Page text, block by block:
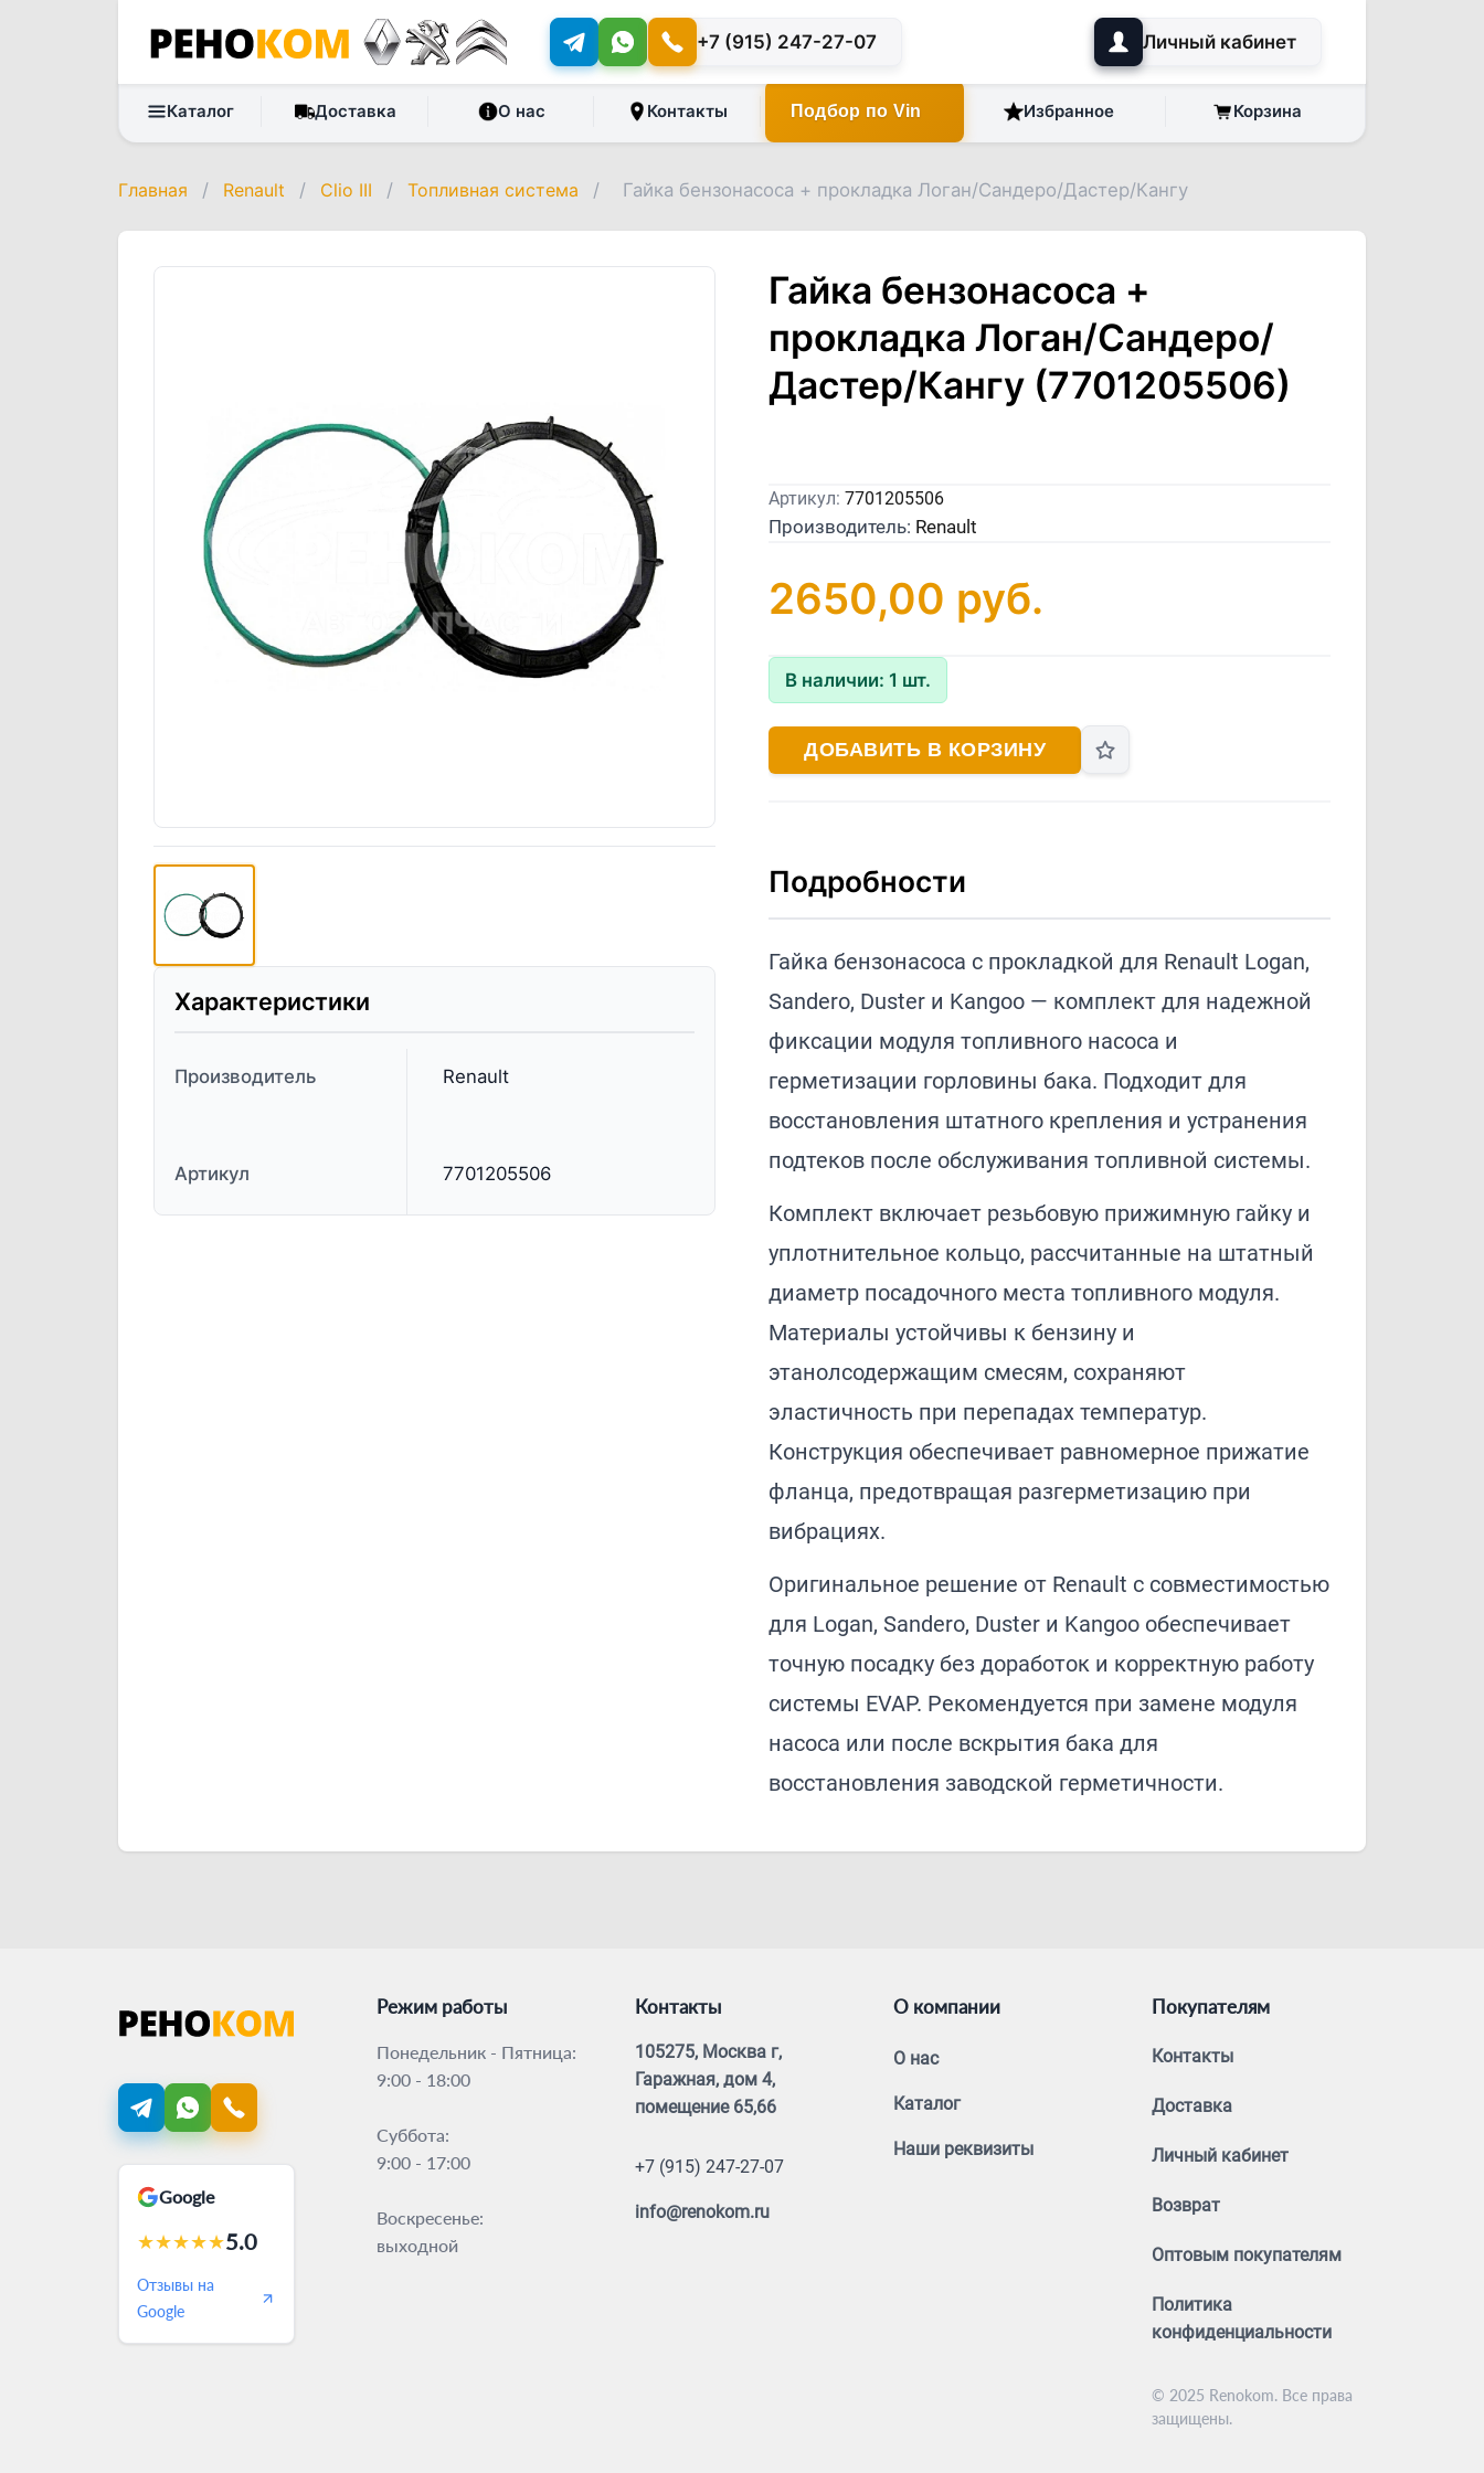
+7 (915) 247-27-07 Личный кабинет
Каталог Доставка О нас Контакты Подбор по Vin Избранное Корзина
Главная / Renault / Clio III / Топливная система / Гайка бензонасоса + прокладка Логан/Сандеро/Дастер/Кангу
Характеристики
Производитель Renault
Артикул 7701205506
Гайка бензонасоса +
прокладка Логан/Сандеро/
Дастер/Кангу (7701205506)
Артикул: 7701205506
Производитель: Renault
2650,00 руб.
В наличии: 1 шт.
ДОБАВИТЬ В КОРЗИНУ
Подробности
Гайка бензонасоса с прокладкой для Renault Logan,
Sandero, Duster и Kangoo — комплект для надежной
фиксации модуля топливного насоса и
герметизации горловины бака. Подходит для
восстановления штатного крепления и устранения
подтеков после обслуживания топливной системы.
Комплект включает резьбовую прижимную гайку и
уплотнительное кольцо, рассчитанные на штатный
диаметр посадочного места топливного модуля.
Материалы устойчивы к бензину и
этанолсодержащим смесям, сохраняют
эластичность при перепадах температур.
Конструкция обеспечивает равномерное прижатие
фланца, предотвращая разгерметизацию при
вибрациях.
Оригинальное решение от Renault с совместимостью
для Logan, Sandero, Duster и Kangoo обеспечивает
точную посадку без доработок и корректную работу
системы EVAP. Рекомендуется при замене модуля
насоса или после вскрытия бака для
восстановления заводской герметичности.
Google
★★★★★5.0
Отзывы на
Google
Режим работы
Понедельник - Пятница:
9:00 - 18:00
Суббота:
9:00 - 17:00
Воскресенье:
выходной
Контакты
105275, Москва г,
Гаражная, дом 4,
помещение 65,66
+7 (915) 247-27-07
info@renokom.ru
О компании
О нас
Каталог
Наши реквизиты
Покупателям
Контакты
Доставка
Личный кабинет
Возврат
Оптовым покупателям
Политика
конфиденциальности
© 2025 Renokom. Все права
защищены.